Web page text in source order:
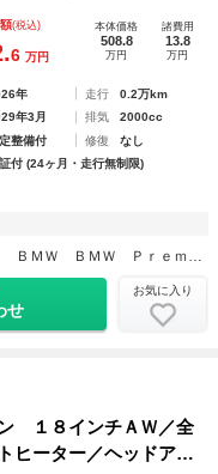
ラス オートマチック
パーキングアシスト
(税込)
6 万円
本体価格
508.8
万円
諸費用
13.8
万円
年 走行
0.2万km
年3月 排気
2000cc
整備付 修復
なし
付 (24ヶ月・走行無制限)
Ｙａｍａｎａｓｈｉ ＢＭＷ ＢＭＷ Ｐｒｅｍｉｕｍ Ｓｅｌｅｃｔｉｏｎ 山梨
せ
お気に入り
１８インチＡＷ／全
ヒーター／ヘッドアッ